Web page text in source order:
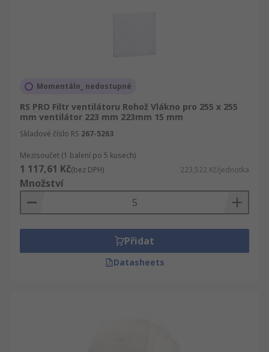
Momentáln_ nedostupné
RS PRO Filtr ventilátoru Rohož Vlákno pro 255 x 255
mm ventilátor 223 mm 223mm 15 mm
Skladové číslo RS 267-5263
Mezisoučet (1 balení po 5 kusech)
1 117,61 Kč(bez DPH) 223,522 Kč/jednotka
Množství
Přidat
Datasheets